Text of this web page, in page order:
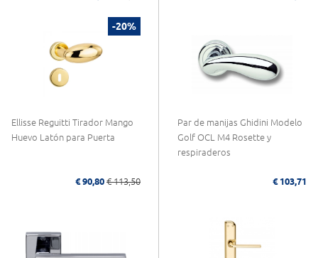
-20%
Ellisse Reguitti Tirador Mango
Huevo Latón para Puerta
€ 90,80 € 113,50
Par de manijas Ghidini Modelo
Golf OCL M4 Rosette y
respiraderos
€ 103,71